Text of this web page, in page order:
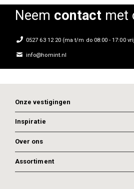
Neem contactmet
0527 63 12 20 (ma t/m do 08:00 - 17:00
info@homint.nl
Onze vestigingen
Inspiratie
Over ons
Assortiment